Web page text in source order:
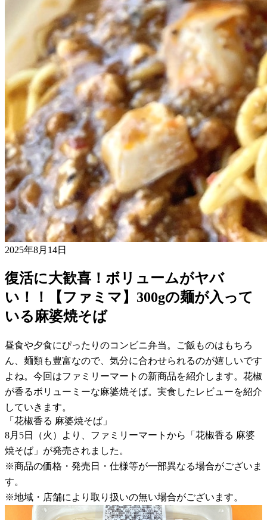
2025年8月14日
復活に大歓喜！ボリュームがヤバ
い！！【ファミマ】300gの麺が入って
いる麻婆焼そば
昼食や夕食にぴったりのコンビニ弁当。ご飯ものはもちろ
ん、麺類も豊富なので、気分に合わせられるのが嬉しいです
よね。今回はファミリーマートの新商品を紹介します。花椒
が香るボリューミーな麻婆焼そば。実食したレビューを紹介
していきます。
「花椒香る 麻婆焼そば」
8月5日（火）より、ファミリーマートから「花椒香る 麻婆
焼そば」が発売されました。
※商品の価格・発売日・仕様等が一部異なる場合がございま
す。
※地域・店舗により取り扱いの無い場合がございます。